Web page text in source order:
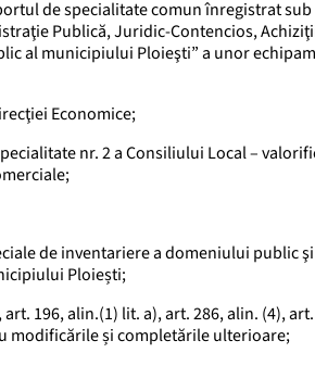
de specialitate comun înregistrat
Publică, Juridic-Contencios,
al municipiului Ploieşti” a unor
Economice;
nr. 2 a Consiliului Local –
de inventariere a domeniului public
Ploiești;
196, alin.(1) lit. a), art. 286, alin. (4),
modificările și completările ulterioare;